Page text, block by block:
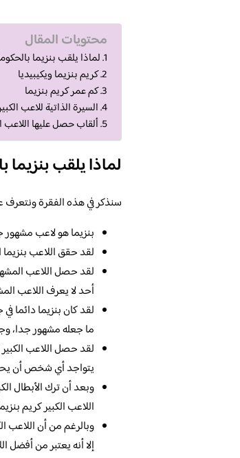
محتويات المقال
لماذا يلقب بنزيما
كريم بنزيما ويكيبيديا
كم عمر كريم بنزيما
السيرة الذاتية للاعب
ألقاب حصل عليها اللاعب
لماذا يلقب بنزيما
سنذكر في هذه الفقرة ونتعرف
بنزيما هو لاعب مشهور
لقد حقق اللاعب
لقد حصل اللاعب
أحد لا يعرف اللاعب
لقد كان بنزيما دائما
ما جعله مشهور جدا،
لقد حصل اللاعب الكبير
يتواجد أي شخص أن
وبعد أن ترك الأبطال
اللاعب الكبير كريم
وبالرغم من أن اللاعب
إلا أنه يعتبر من أفضل